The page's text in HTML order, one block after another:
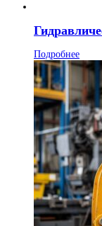
Подробнее